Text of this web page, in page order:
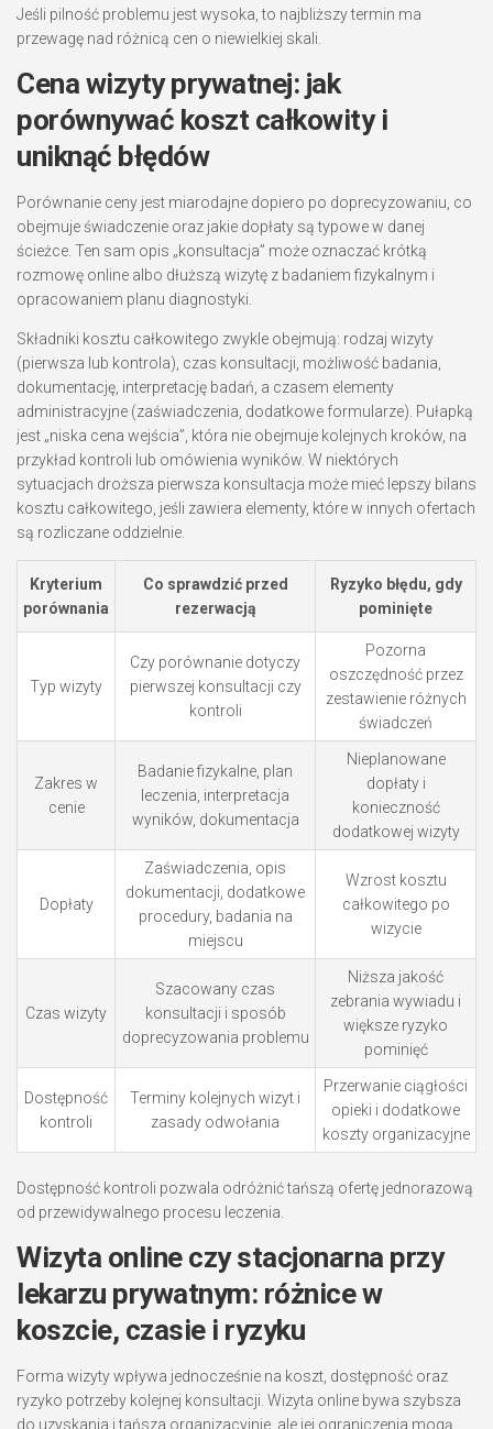
Jeśli pilność problemu jest wysoka, to najbliższy termin ma
przewagę nad różnicą cen o niewielkiej skali.
Cena wizyty prywatnej: jak
porównywać koszt całkowity i
uniknąć błędów
Porównanie ceny jest miarodajne dopiero po doprecyzowaniu, co
obejmuje świadczenie oraz jakie dopłaty są typowe w danej
ścieżce. Ten sam opis „konsultacja” może oznaczać krótką
rozmowę online albo dłuższą wizytę z badaniem fizykalnym i
opracowaniem planu diagnostyki.
Składniki kosztu całkowitego zwykle obejmują: rodzaj wizyty
(pierwsza lub kontrola), czas konsultacji, możliwość badania,
dokumentację, interpretację badań, a czasem elementy
administracyjne (zaświadczenia, dodatkowe formularze). Pułapką
jest „niska cena wejścia”, która nie obejmuje kolejnych kroków, na
przykład kontroli lub omówienia wyników. W niektórych
sytuacjach droższa pierwsza konsultacja może mieć lepszy bilans
kosztu całkowitego, jeśli zawiera elementy, które w innych ofertach
są rozliczane oddzielnie.
Kryterium
porównania
Co sprawdzić przed
rezerwacją
Ryzyko błędu, gdy
pominięte
Typ wizyty
Czy porównanie dotyczy
pierwszej konsultacji czy
kontroli
Pozorna
oszczędność przez
zestawienie różnych
świadczeń
Zakres w
cenie
Badanie fizykalne, plan
leczenia, interpretacja
wyników, dokumentacja
Nieplanowane
dopłaty i
konieczność
dodatkowej wizyty
Dopłaty
Zaświadczenia, opis
dokumentacji, dodatkowe
procedury, badania na
miejscu
Wzrost kosztu
całkowitego po
wizycie
Czas wizyty
Szacowany czas
konsultacji i sposób
doprecyzowania problemu
Niższa jakość
zebrania wywiadu i
większe ryzyko
pominięć
Dostępność
kontroli
Terminy kolejnych wizyt i
zasady odwołania
Przerwanie ciągłości
opieki i dodatkowe
koszty organizacyjne
Dostępność kontroli pozwala odróżnić tańszą ofertę jednorazową
od przewidywalnego procesu leczenia.
Wizyta online czy stacjonarna przy
lekarzu prywatnym: różnice w
koszcie, czasie i ryzyku
Forma wizyty wpływa jednocześnie na koszt, dostępność oraz
ryzyko potrzeby kolejnej konsultacji. Wizyta online bywa szybsza
do uzyskania i tańsza organizacyjnie, ale jej ograniczenia mogą